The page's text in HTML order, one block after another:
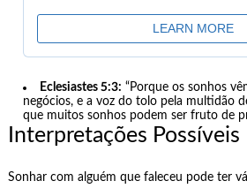
Eclesiastes 5:3: “Porque os sonhos
negócios, e a voz do tolo pela multidão
que muitos sonhos podem ser fruto de
Interpretações Possíveis
Sonhar com alguém que faleceu pode ter